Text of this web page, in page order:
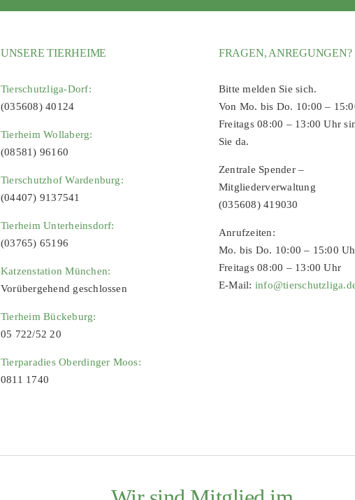
UNSERE TIERHEIME
Tierschutzliga-Dorf:
(035608) 40124
Tierheim Wollaberg:
(08581) 96160
Tierschutzhof Wardenburg:
(04407) 9137541
Tierheim Unterheinsdorf:
(03765) 65196
Katzenstation München:
Vorübergehend geschlossen
Tierheim Bückeburg:
05 722/52 20
Tierparadies Oberdinger Moos:
0811 1740
FRAGEN, ANREGUNGEN?
Bitte melden Sie sich.
Von Mo. bis Do. 10:00 –
Freitags 08:00 – 13:00 Uhr
Sie da.
Zentrale Spender –
Mitgliederverwaltung
(035608) 419030
Anrufzeiten:
Mo. bis Do. 10:00 – 15:00
Freitags 08:00 – 13:00 Uhr
E-Mail: